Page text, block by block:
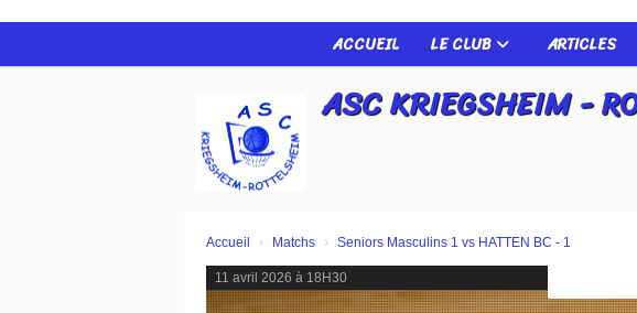
ACCUEIL LE CLUB ARTICLES
ASC KRIEGSHEIM -
Accueil Matchs Seniors Masculins 1 vs HATTEN BC - 1
11 avril 2026 à 18H30